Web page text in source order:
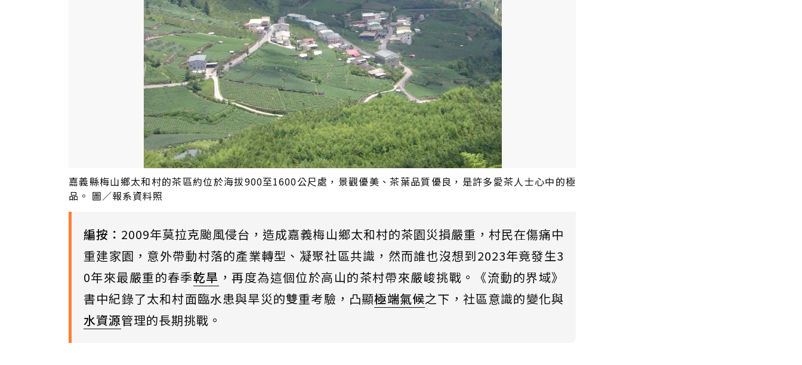
嘉義縣梅山鄉太和村的茶區約位於海拔900至1600公尺處，景觀優美、茶葉品質優良，是許多愛茶人士心中的極
品。 圖／報系資料照
編按： 2009年莫拉克颱風侵台，造成嘉義梅山鄉太和村的茶園災損嚴重，村民在傷痛中
重建家園，意外帶動村落的產業轉型、凝聚社區共識，然而誰也沒想到2023年竟發生3
0年來最嚴重的春季乾旱 ，再度為這個位於高山的茶村帶來嚴峻挑戰。《流動的界域》
書中紀錄了太和村面臨水患與旱災的雙重考驗，凸顯極端氣候之下，社區意識的變化與
水資源管理的長期挑戰。